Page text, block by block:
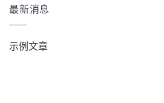
最新消息
示例文章